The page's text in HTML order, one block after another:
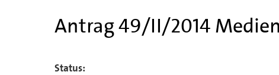
Antrag 49/II/2014
Status: